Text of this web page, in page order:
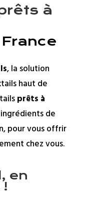
à
, la solution
haut de
prêts à
de
pour vous offrir
chez vous.
en
!